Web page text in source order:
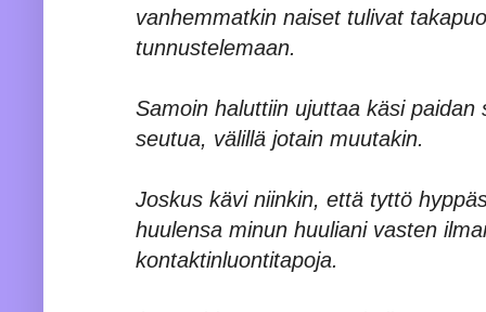
vanhemmatkin naiset tulivat
tunnustelemaan.
Samoin haluttiin ujuttaa käsi
seutua, välillä jotain muutakin.
Joskus kävi niinkin, että tyttö
huulensa minun huuliani vasten
kontaktinluontitapoja.